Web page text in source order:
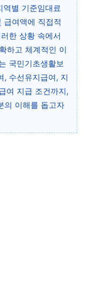
역별 기준임대료
여액에 직접적
한 상황 속에서
하고 체계적인 이
국민기초생활보
, 수선유지급여, 지
여 지급 조건까지,
의 이해를 돕고자